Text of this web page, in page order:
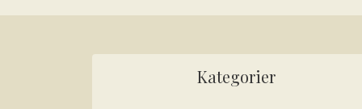
Kategorier